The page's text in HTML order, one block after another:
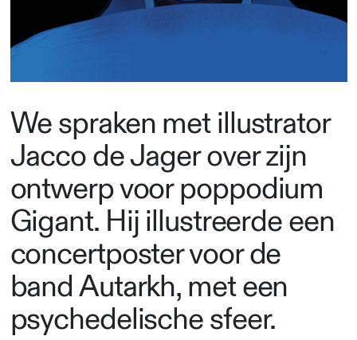
We spraken met illustrator
Jacco de Jager over zijn
ontwerp voor poppodium
Gigant. Hij illustreerde een
concertposter voor de
band Autarkh, met een
psychedelische sfeer.